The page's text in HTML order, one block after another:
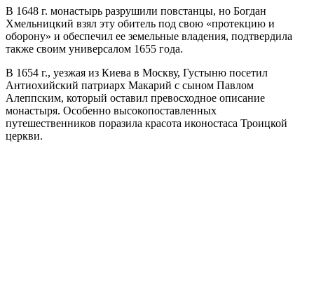
В 1648 г. монастырь разрушили повстанцы, но Богдан
Хмельницкий взял эту обитель под свою «протекцию и
оборону» и обеспечил ее земельные владения, подтвердила
также своим универсалом 1655 года.
В 1654 г., уезжая из Киева в Москву, Густыню посетил
Антиохийский патриарх Макарий с сыном Павлом
Алеппским, который оставил превосходное описание
монастыря. Особенно высокопоставленных
путешественников поразила красота иконостаса Троицкой
церкви.